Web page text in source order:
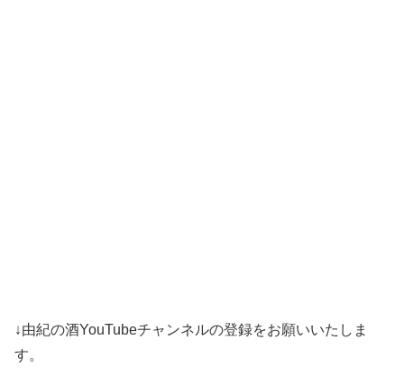
↓由紀の酒YouTubeチャンネルの登録をお願いいたしま
す。